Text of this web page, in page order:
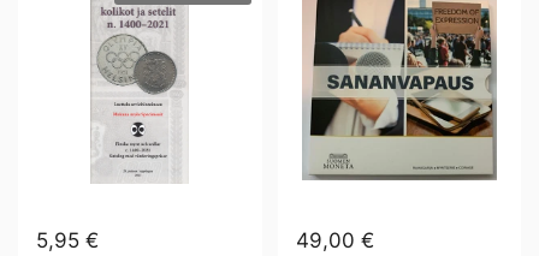
5,95 €
49,00 €